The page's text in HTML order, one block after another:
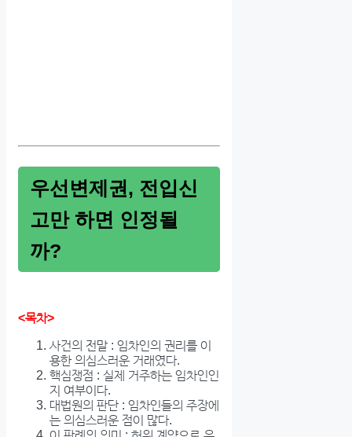
우선변제권, 전입신
고만 하면 인정될
까?
<목차>
사건의 전말 : 임차인의 권리를 이
용한 의심스러운 거래였다.
핵심쟁점 : 실제 거주하는 임차인인
지 여부이다.
대법원의 판단 : 임차인들의 주장에
는 의심스러운 점이 많다.